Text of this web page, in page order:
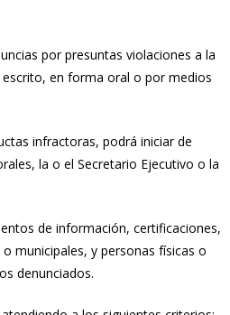
por presuntas violaciones a la
en forma oral o por medios
infractoras, podrá iniciar de
la o el Secretario Ejecutivo o la
de información, certificaciones,
municipales, y personas físicas o
denunciados.